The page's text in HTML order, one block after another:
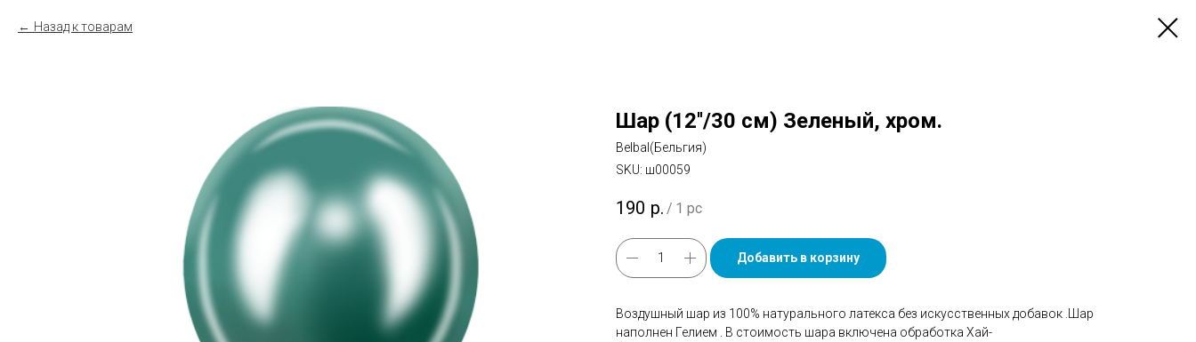
Назад к товарам
Шар (12''/30 см) Зеленый, хром.
Belbal(Бельгия)
SKU: ш00059
190 р. / 1 pc
Добавить в корзину
Воздушный шар из 100% натурального латекса без искусственных добавок .Шар
наполнен Гелием . В стоимость шара включена обработка Хай-